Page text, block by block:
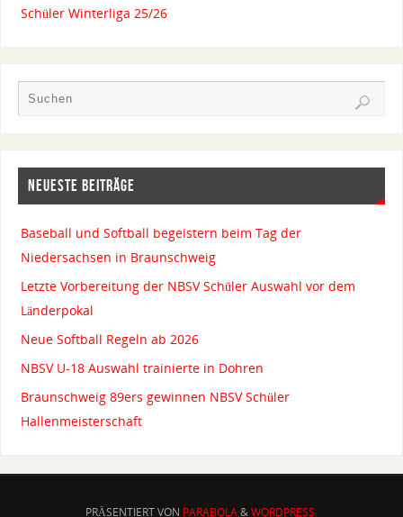
Schüler Winterliga 25/26
NEUESTE BEITRÄGE
Baseball und Softball begeistern beim Tag der
Niedersachsen in Braunschweig
Letzte Vorbereitung der NBSV Schüler Auswahl vor dem
Länderpokal
Neue Softball Regeln ab 2026
NBSV U-18 Auswahl trainierte in Dohren
Braunschweig 89ers gewinnen NBSV Schüler
Hallenmeisterschaft
PRÄSENTIERT VON PARABOLA&WORDPRESS.